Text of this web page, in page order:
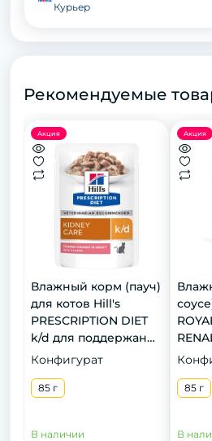
Курьер
Рекомендуемые
Акция
Влажный корм (пауч)
для котов Hill's
PRESCRIPTION DIET
k/d для поддержания
функции и здоровья
Конфигурат
85 г
В наличии
Акция
85 г
В